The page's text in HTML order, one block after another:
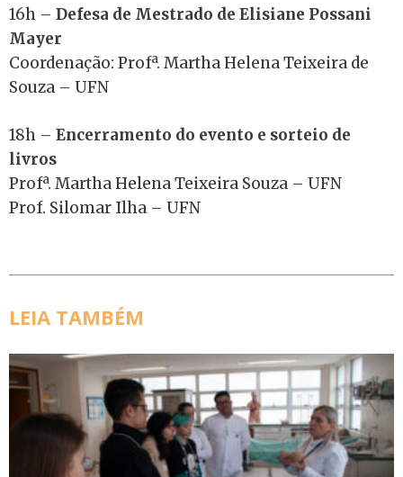
16h – Defesa de Mestrado de Elisiane Possani
Mayer
Coordenação: Profª. Martha Helena Teixeira de
Souza – UFN
18h – Encerramento do evento e sorteio de
livros
Profª. Martha Helena Teixeira Souza – UFN
Prof. Silomar Ilha – UFN
LEIA TAMBÉM